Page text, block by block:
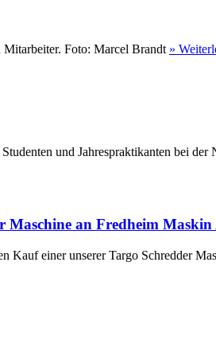
Mitarbeiter. Foto: Marcel Brandt »
und Jahrespraktikanten bei der
Maschine an Fredheim Maskin
Kauf einer unserer Targo Schredder